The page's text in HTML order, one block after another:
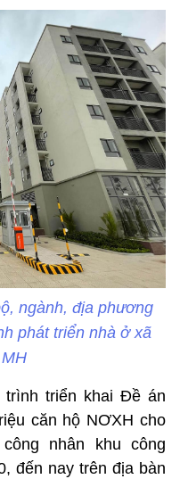
ngành, địa phương
phát triển nhà ở xã
triển khai Đề án
căn hộ NƠXH cho
nhân khu công
đến nay trên địa bàn